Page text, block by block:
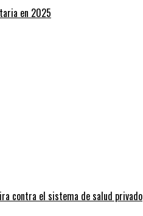
en 2025
contra el sistema de salud privado